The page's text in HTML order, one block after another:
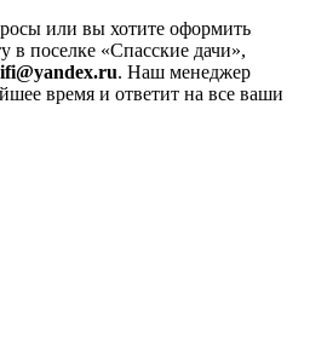
или вы хотите оформить
в поселке «Спасские дачи»,
. Наш менеджер
время и ответит на все ваши